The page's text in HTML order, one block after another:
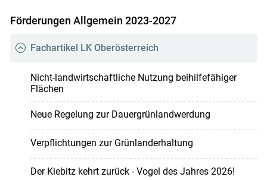
Förderungen Allgemein 2023-2027
Fachartikel LK Oberösterreich
Nicht-landwirtschaftliche Nutzung beihilfefähiger
Flächen
Neue Regelung zur Dauergrünlandwerdung
Verpflichtungen zur Grünlanderhaltung
Der Kiebitz kehrt zurück - Vogel des Jahres 2026!